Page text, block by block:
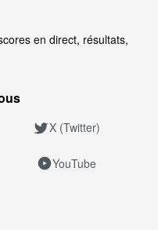
en direct, résultats,
X (Twitter)
YouTube